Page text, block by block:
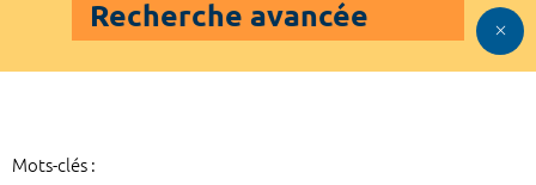
Recherche avancée
Mots-clés :